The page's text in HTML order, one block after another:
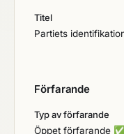
Titel
Partiets
Förfarande
Typ av förfarande
Öppet förfarande ✅